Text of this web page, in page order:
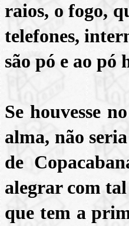
raios, o fogo,
telefones,
são pó e ao pó
Se houvesse
alma, não
de
alegrar com
que tem a